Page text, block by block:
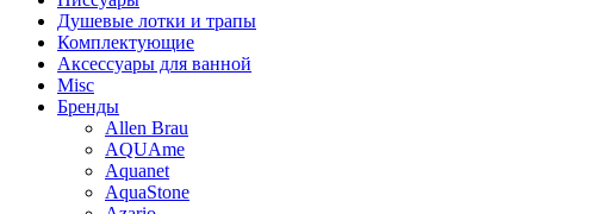
Душевые лотки и трапы
Комплектующие
Аксессуары для ванной
Misc
Бренды
Allen Brau
AQUAme
Aquanet
AquaStone